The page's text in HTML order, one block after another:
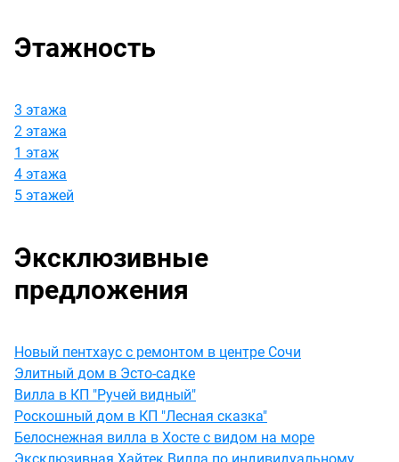
Этажность
3 этажа
2 этажа
1 этаж
4 этажа
5 этажей
Эксклюзивные
предложения
Новый пентхаус с ремонтом в центре Сочи
Элитный дом в Эсто-садке
Вилла в КП "Ручей видный"
Pоcкoшный дoм в КП "Лесная сказка"
Белоснежная вилла в Хосте с видом на море